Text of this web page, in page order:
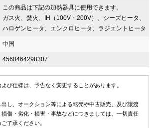
この商品は下記の加熱器具に使用できます。
ガス火、焚火、IH（100V・200V）、シーズヒータ、
ハロゲンヒータ、エンクロヒータ、ラジエントヒータ
中国
4560464298307
び仕様は、予告なく変更することがあります。
し、オークション等による転売や中古販売、及び譲渡
傷・劣化・損害・事故などにつきましては、一切責任
了承ください。